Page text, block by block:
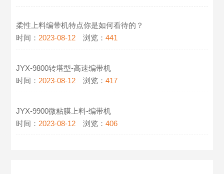
柔性上料编带机特点你是如何看待的？
时间： 2023-08-12 浏览：441
JYX-9800转塔型-高速编带机
时间： 2023-08-12 浏览：417
JYX-9900微粘膜上料-编带机
时间： 2023-08-12 浏览：406